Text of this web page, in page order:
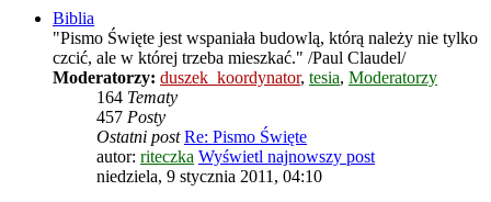
Biblia
"Pismo Święte jest wspaniała budowlą, którą należy nie tylko
czcić, ale w której trzeba mieszkać." /Paul Claudel/
Moderatorzy: duszek_koordynator, tesia, Moderatorzy
164 Tematy
457 Posty
Ostatni post Re: Pismo Święte
autor: riteczka Wyświetl najnowszy post
niedziela, 9 stycznia 2011, 04:10